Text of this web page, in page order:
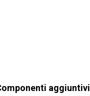
aggiuntivi